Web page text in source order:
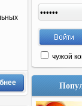
чужой